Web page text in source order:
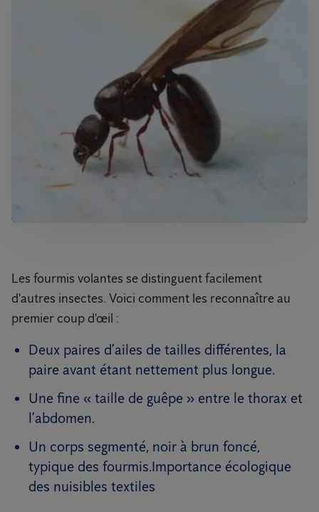
Les fourmis volantes se distinguent facilement
d'autres insectes. Voici comment les reconnaître au
premier coup d'œil :
Deux paires d’ailes de tailles différentes, la
paire avant étant nettement plus longue.
Une fine « taille de guêpe » entre le thorax et
l’abdomen.
Un corps segmenté, noir à brun foncé,
typique des fourmis.Importance écologique
des nuisibles textiles